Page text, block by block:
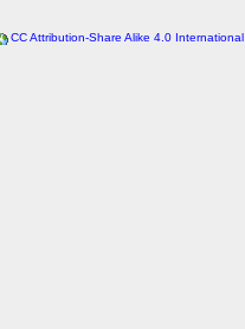
CC Attribution-Share Alike 4.0 International